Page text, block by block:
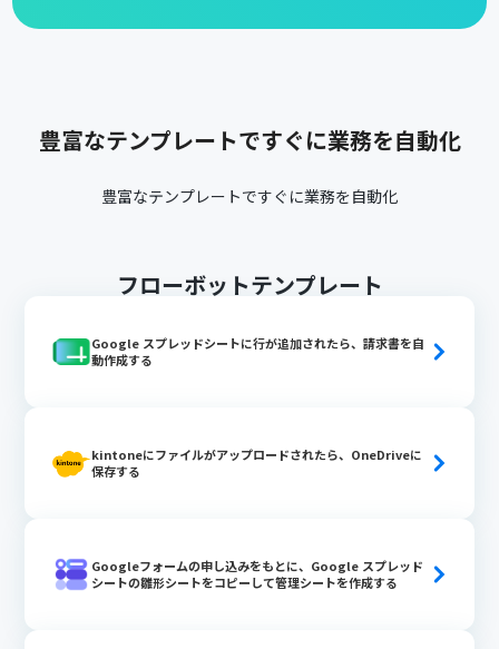
豊富なテンプレートですぐに業務を自動化
豊富なテンプレートですぐに業務を自動化
フローボットテンプレート
Google スプレッドシートに行が追加されたら、請求書を自
動作成する
kintoneにファイルがアップロードされたら、OneDriveに
保存する
Googleフォームの申し込みをもとに、Google スプレッド
シートの雛形シートをコピーして管理シートを作成する